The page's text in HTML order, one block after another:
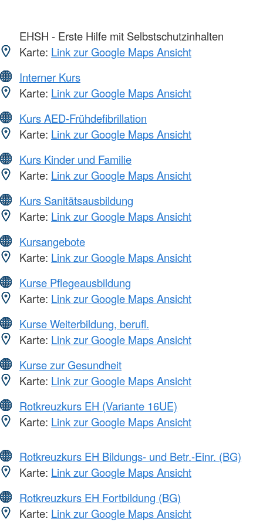
EHSH - Erste Hilfe mit Selbstschutzinhalten
Karte: Link zur Google Maps Ansicht
Interner Kurs
Karte: Link zur Google Maps Ansicht
Kurs AED-Frühdefibrillation
Karte: Link zur Google Maps Ansicht
Kurs Kinder und Familie
Karte: Link zur Google Maps Ansicht
Kurs Sanitätsausbildung
Karte: Link zur Google Maps Ansicht
Kursangebote
Karte: Link zur Google Maps Ansicht
Kurse Pflegeausbildung
Karte: Link zur Google Maps Ansicht
Kurse Weiterbildung, berufl.
Karte: Link zur Google Maps Ansicht
Kurse zur Gesundheit
Karte: Link zur Google Maps Ansicht
Rotkreuzkurs EH (Variante 16UE)
Karte: Link zur Google Maps Ansicht
Rotkreuzkurs EH Bildungs- und Betr.-Einr. (BG)
Karte: Link zur Google Maps Ansicht
Rotkreuzkurs EH Fortbildung (BG)
Karte: Link zur Google Maps Ansicht